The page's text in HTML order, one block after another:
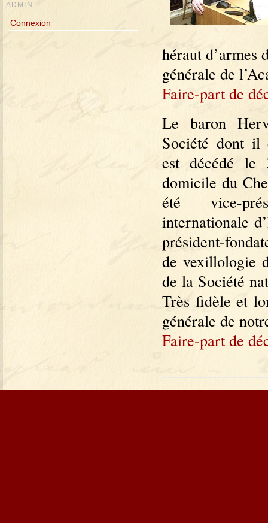
héraut d’armes
générale de
Faire-part de
Le baron
Société dont il
est décédé le
domicile du
été vice-
internationale
président-
de vexillologie
de la Société
Très fidèle et
générale de
Faire-part de
ADMIN
Connexion